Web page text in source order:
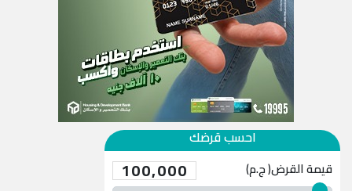
احسب قرضك
قيمة القرض( ج.م) 100,000